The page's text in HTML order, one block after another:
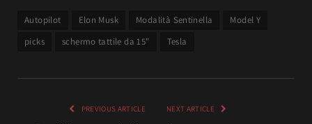
Autopilot Elon Musk Modalità Sentinella
Model Y
picks
schermo tattile da 15" Tesla
PREVIOUS ARTICLE NEXT ARTICLE